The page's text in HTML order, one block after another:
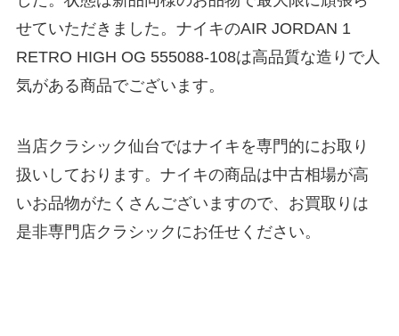
せていただきました。ナイキのAIR JORDAN 1
RETRO HIGH OG 555088-108は高品質な造りで人
気がある商品でございます。
当店クラシック仙台ではナイキを専門的にお取り
扱いしております。ナイキの商品は中古相場が高
いお品物がたくさんございますので、お買取りは
是非専門店クラシックにお任せください。